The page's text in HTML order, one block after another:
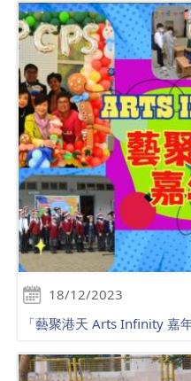
18/12/2023
「藝聚港天 Arts Infinity 嘉年